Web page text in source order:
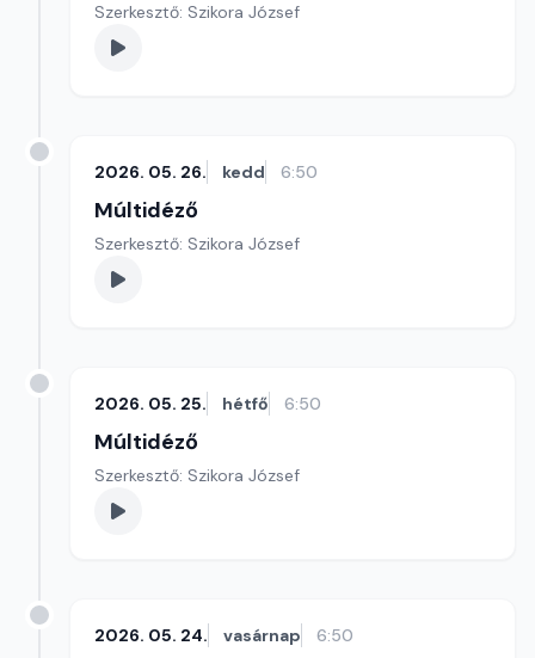
Szerkesztő: Szikora József
2026. 05. 26. kedd 6:50
Múltidéző
Szerkesztő: Szikora József
2026. 05. 25. hétfő 6:50
Múltidéző
Szerkesztő: Szikora József
2026. 05. 24. vasárnap 6:50